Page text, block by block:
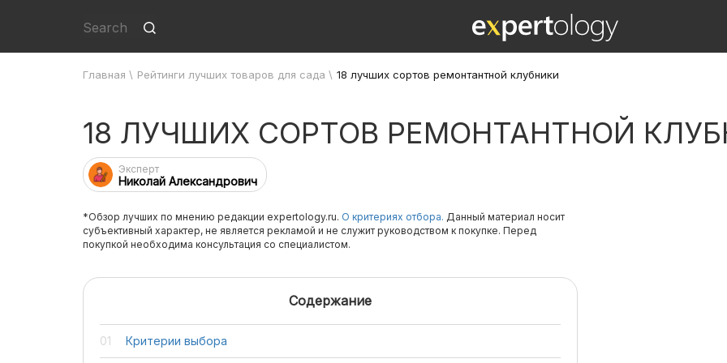
Главная \ Рейтинги лучших товаров для сада \ 18 лучших сортов ремонтантной клубники
18 ЛУЧШИХ СОРТОВ РЕМОНТАНТНОЙ
Эксперт
Николай Александрович
*Обзор лучших по мнению редакции expertology.ru. О критериях отбора. Данный материал носит
субъективный характер, не является рекламой и не служит руководством к покупке. Перед
покупкой необходима консультация со специалистом.
Содержание
Критерии выбора